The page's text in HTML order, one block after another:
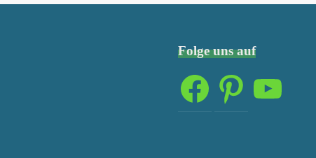
Folge uns auf
Facebook Pinterest YouTube